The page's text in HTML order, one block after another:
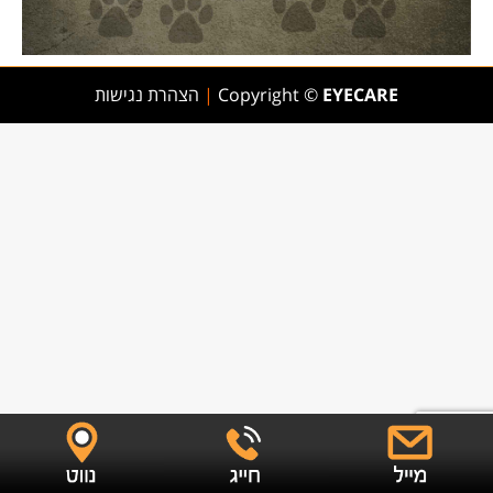
Copyright © EYECARE
| הצהרת נגישות